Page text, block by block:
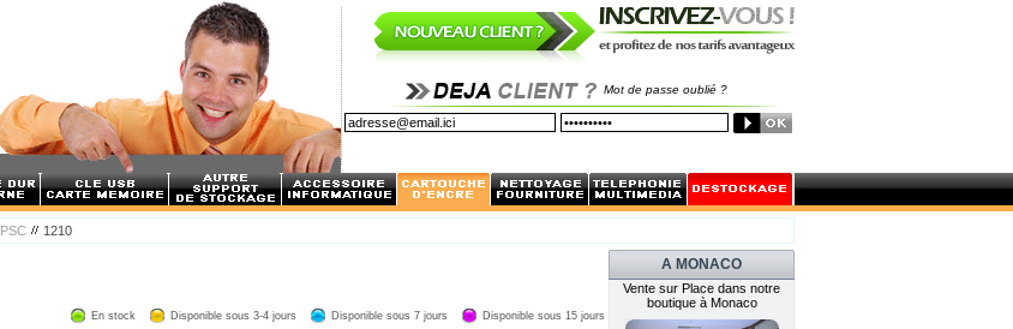
Mot de passe oublié ?
PSC 1210
En stock Disponible sous 3-4 jours Disponible sous 7 jours Disponible sous 15 jours
A MONACO
Vente sur Place dans notre
boutique à Monaco